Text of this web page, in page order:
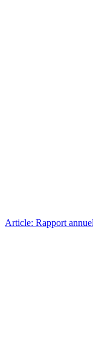
Article: Rapport